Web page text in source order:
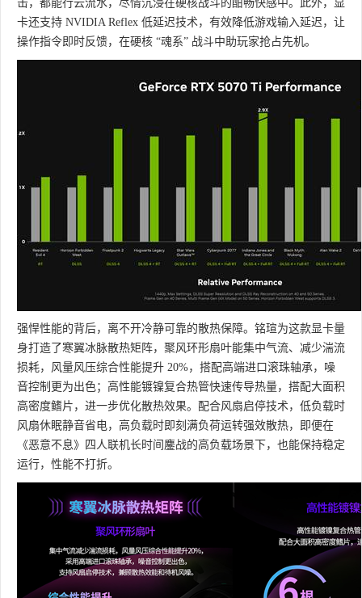
击，都能行云流水，尽情沉浸在硬核战斗的酣畅快感中。此外，显
卡还支持 NVIDIA Reflex 低延迟技术，有效降低游戏输入延迟，让
操作指令即时反馈，在硬核 “魂系” 战斗中助玩家抢占先机。
强悍性能的背后，离不开冷静可靠的散热保障。铭瑄为这款显卡量
身打造了寒翼冰脉散热矩阵，聚风环形扇叶能集中气流、减少湍流
损耗，风量风压综合性能提升 20%，搭配高端进口滚珠轴承，噪
音控制更为出色；高性能镀镍复合热管快速传导热量，搭配大面积
高密度鳍片，进一步优化散热效果。配合风扇启停技术，低负载时
风扇休眠静音省电，高负载时即刻满负荷运转强效散热，即便在
《恶意不息》四人联机长时间鏖战的高负载场景下，也能保持稳定
运行，性能不打折。